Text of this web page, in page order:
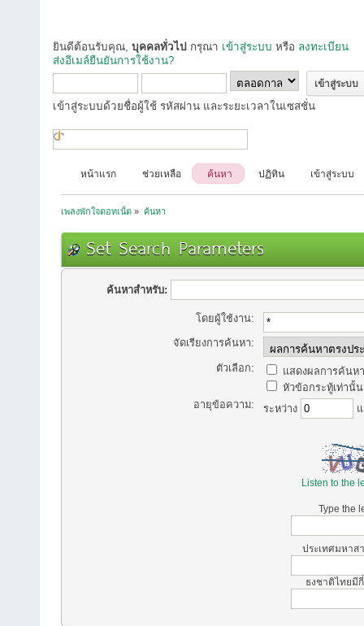
ยินดีต้อนรับคุณ, บุคคลทั่วไป กรุณา เข้าสู่ระบบ หรือ ลงทะเบียน
ส่งอีเมล์ยืนยันการใช้งาน?
เข้าสู่ระบบด้วยชื่อผู้ใช้ รหัสผ่าน และระยะเวลาในเซสชั่น
หน้าแรก ช่วยเหลือ ค้นหา ปฏิทิน เข้าสู่ระบบ
เพลงพักใจดอทเน็ต » ค้นหา
Set Search Parameters
ค้นหาสำหรับ:
โดยผู้ใช้งาน:
จัดเรียงการค้นหา:
ตัวเลือก:
แสดงผลการค้นห
หัวข้อกระทู้เท่านั้น
อายุข้อความ:
ระหว่าง
Listen to the
Type the
ประเทศมหาส
ธงชาติไทยมี